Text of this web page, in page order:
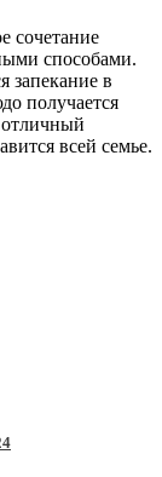
сочетание
способами.
запекание в
получается
всей семье.